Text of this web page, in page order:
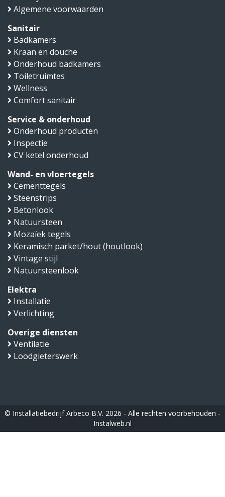
Algemene voorwaarden
Sanitair
Badkamers
Kraan en douche
Onderhoud badkamers
Toiletruimtes
Wellness
Comfort sanitair
Service & onderhoud
Onderhoud producten
Inspectie
CV ketel onderhoud
Wand- en vloertegels
Cementtegels
Steenstrips
Betonlook
Natuursteen
Mozaïek tegels
Keramisch parket/hout (houtlook)
Vintage stijl
Natuursteenlook
Elektra
Installatie
Verlichting
Overige diensten
Ventilatie
Loodgieterswerk
© Installatiebedrijf Arbeco B.V. 2026 - Alle rechten voorbehouden -
Instalweb.nl